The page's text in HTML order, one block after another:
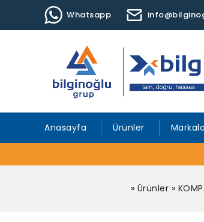
Whatsapp
Anasayfa Ürünler
» Ürünler »